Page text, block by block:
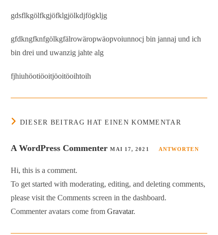
gdsflkgölfkgjöfklgjölkdjfögkljg
gfdkngfknfgölkgfälrowäropwäopvoiunnocj bin jannaj und ich
bin drei und uwanzig jahte alg
fjhiuhöotiöoitjöoitöoihtoih
DIESER BEITRAG HAT EINEN KOMMENTAR
A WordPress Commenter MAI 17, 2021 ANTWORTEN
Hi, this is a comment.
To get started with moderating, editing, and deleting comments,
please visit the Comments screen in the dashboard.
Commenter avatars come fromGravatar.